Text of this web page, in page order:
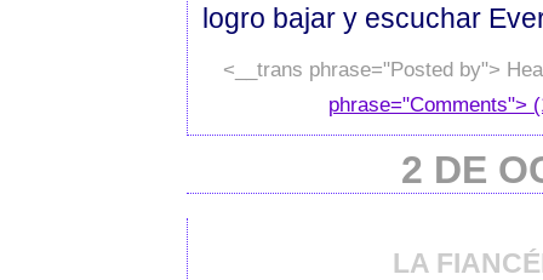
logro bajar y escuchar
<__trans phrase="Posted by">
phrase="Comments">
2 DE
LA